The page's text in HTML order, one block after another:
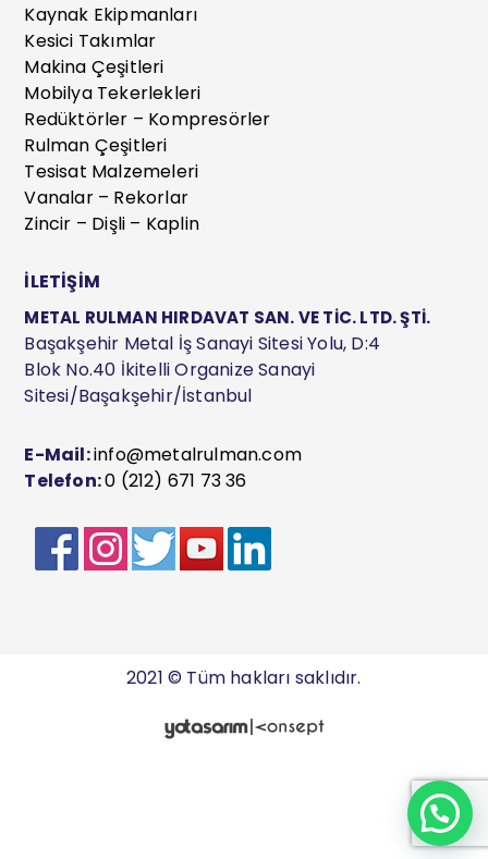
Kaynak Ekipmanları
Kesici Takımlar
Makina Çeşitleri
Mobilya Tekerlekleri
Redüktörler – Kompresörler
Rulman Çeşitleri
Tesisat Malzemeleri
Vanalar – Rekorlar
Zincir – Dişli – Kaplin
İLETİŞİM
METAL RULMAN HIRDAVAT SAN. VE TİC. LTD. ŞTİ.
Başakşehir Metal İş Sanayi Sitesi Yolu, D:4
Blok No.40 İkitelli Organize Sanayi
Sitesi/Başakşehir/İstanbul
E-Mail:info@metalrulman.com
Telefon:0 (212) 671 73 36
2021 © Tüm hakları saklıdır.